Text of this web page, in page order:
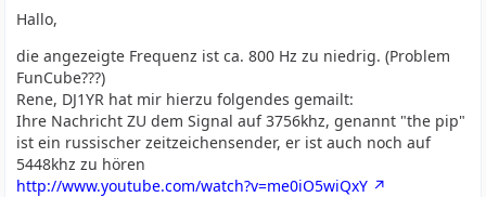
Hallo,
die angezeigte Frequenz ist ca. 800 Hz zu niedrig. (Problem
FunCube???)
Rene, DJ1YR hat mir hierzu folgendes gemailt:
Ihre Nachricht ZU dem Signal auf 3756khz, genannt "the pip"
ist ein russischer zeitzeichensender, er ist auch noch auf
5448khz zu hören
http://www.youtube.com/watch?v=me0iO5wiQxY